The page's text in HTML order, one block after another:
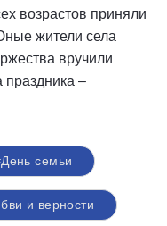
возрастов приняли
жители села
вручили
праздника –
семьи
и верности